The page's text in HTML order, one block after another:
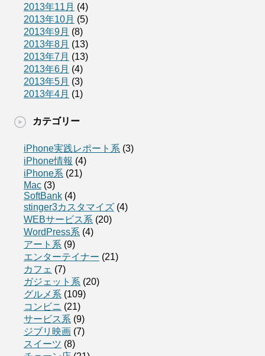
2013年11月 (4)
2013年10月 (5)
2013年9月 (8)
2013年8月 (13)
2013年7月 (13)
2013年6月 (4)
2013年5月 (3)
2013年4月 (1)
カテゴリー
iPhone実践レポート系 (3)
iPhone情報 (4)
iPhone系 (21)
Mac (3)
SoftBank (4)
stinger3カスタマイズ (4)
WEBサービス系 (20)
WordPress系 (4)
アート系 (9)
エンターテイナー (21)
カフェ (7)
ガジェット系 (20)
グルメ系 (109)
コンビニ (21)
サービス系 (9)
ジブリ映画 (7)
スイーツ (8)